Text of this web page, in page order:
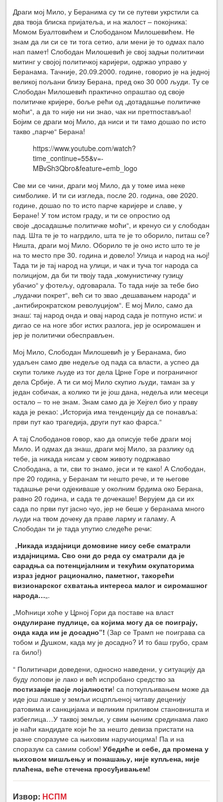
Драги мој Мило, у Беранима су ти се путеви укрстили са
два твоја блиска пријатеља, и на жалост – покојника:
Момом Буалтовићем и Слободаном Милошевићем. Не
знам да ли си се ти тога сетио, али мени је то одмах пало
нап памет! Слободан Милошевић је свој задњи политички
митинг у својој политичкој каријери, одржао управо у
Беранама. Тачније, 20.09.2000. године, говорио је на једној
великој пољани близу Берана, пред око 30 000 људи. Ту се
Слободан Милошевић практично опраштао од своје
политичке кријере, боље рећи од „дотадашње политичке
моћи“, а да то није ни ни знао, чак ни претпостављао!
Бојим се драги мој Мило, да ниси и ти тамо дошао по исто
такво „парче“ Берана!
https://www.youtube.com/watch?
time_continue=55&v=-
MBvSh3Qbro&feature=emb_logo
Све ми се чини, драги мој Мило, да у томе има неке
симболике. И ти си изгледа, после 20. година, ове 2020.
године, дошао по то исто парче каријере и славе, у
Беране! У том истом граду, и ти се опростио од
своје „досадашње политичке моћи“, и кренуо си у слободан
пад. Шта те је то нагрдило, шта те је то оборило, питаш се?
Ништа, драги мој Мило. Оборило те је оно исто што те је
на то место пре 30. година и довело! Улица и народ на њој!
Тада ти је тај народ на улици, и чак и туча тог народа са
полицијом, да би ти твоју тада „комунистичку гузицу
убачио“ у фотељу, одговарала. То тада није за тебе био
„лудачки покрет“, већ си то звао „дешавањем народа“ и
„антибирократском револуцијом“. Е мој Мило, само да
знаш: тај народ онда и овај народ сада је потпуно исти: и
дигао се на ноге због истих разлога, јер је осиромашен и
јер је политички обесправљен.
Мој Мило, Слободан Милошевић је у Беранама, био
удаљен само две недеље од пада са власти, а успео да
скупи толике људе из тог дела Црне Горе и пограничног
дела Србије. А ти си мој Мило скупио људи, таман за у
један собичак, а колико ти је још дана, недеља или месеци
остало – то не знам. Знам само да је Хејгел био у праву
када је рекао: „Историја има тенденцију да се понавља:
први пут као трагедија, други пут као фарса.“
А тај Слободанов говор, као да описује тебе драги мој
Мило. И одмах да знаш, драги мој Мило, за разлику од
тебе, ја никада нисам у свом животу подржавао
Слободана, а ти, сви то знамо, јеси и те како! А Слободан,
пре 20 година, у Беранам ти нешто рече, и те његове
тадашње речи одјекиваше у околним брдима око Берана,
равно 20 година, и сада те дочекаше! Верујем да си их
сада по први пут јасно чуо, јер не беше у беранама много
људи на твом дочеку да праве ларму и галаму. А
Слободан ти је тада упутио следеће речи:
„Никада издајници домовине нису себе сматрали
издајницима. Сво они до реда су сматрали да је
сарадња са потенцијалним и текућим окупаторима
израз једног рационално, паметног, такорећи
визионарског схватања интереса малог и сиромашног
народа…„.
„Моћници хоће у Црној Гори да поставе на власт
ондулиране пудлице, са којима могу да се поиграју,
онда када им је досадно“! (Зар се Трамп не поиграва са
тобом и Душком, када му је досадно? И то баш грубо, срам
га било!)
“ Политичари доведени, односно наведени, у ситуацију да
буду лопови је лако и већ испробано средство за
постизанје пасје лојалности! са поткупљивањем може да
иде још лакше у земљи исцрпљеној читаву деценију
ратовима и санкцијама и великим приливом становништа и
избеглица…У таквој земљи, у свим њеним срединама лако
је наћи кандидате који ће за нешто девиза пристати на
разне споразуме са њиховим наручиоцима! Па и на
споразум са самим собом!Убедиће и себе, да промена у
њиховом мишљењу и понашању, није купљена, није
плаћена, веће стечена просуђивањем!
Извор: НСПМ